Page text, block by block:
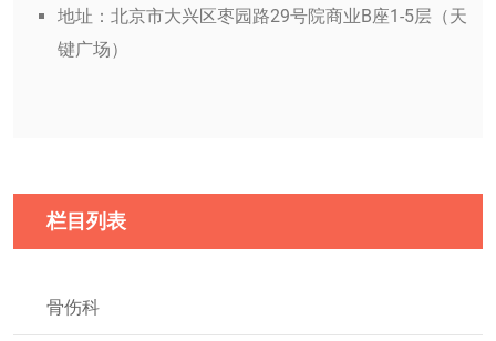
地址：北京市大兴区枣园路29号院商业B座1-5层（天
键广场）
栏目列表
骨伤科